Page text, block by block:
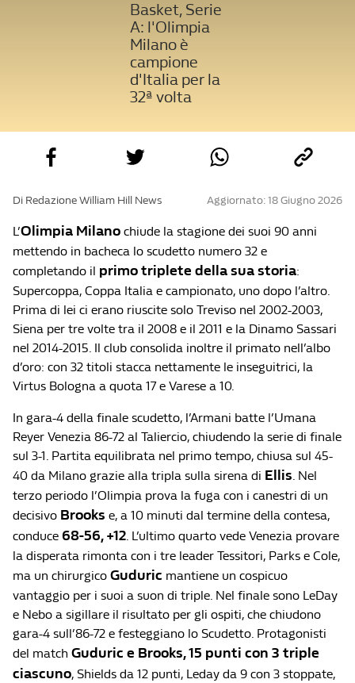
Basket, Serie
A: l'Olimpia
Milano è
campione
d'Italia per la
32ª volta
Di Redazione William Hill News Aggiornato: 18 Giugno 2026
L’Olimpia Milano chiude la stagione dei suoi 90 anni
mettendo in bacheca lo scudetto numero 32 e
completando il primo triplete della sua storia:
Supercoppa, Coppa Italia e campionato, uno dopo l’altro.
Prima di lei ci erano riuscite solo Treviso nel 2002-2003,
Siena per tre volte tra il 2008 e il 2011 e la Dinamo Sassari
nel 2014-2015. Il club consolida inoltre il primato nell’albo
d’oro: con 32 titoli stacca nettamente le inseguitrici, la
Virtus Bologna a quota 17 e Varese a 10.
In gara-4 della finale scudetto, l’Armani batte l’Umana
Reyer Venezia 86-72 al Taliercio, chiudendo la serie di finale
sul 3-1. Partita equilibrata nel primo tempo, chiusa sul 45-
40 da Milano grazie alla tripla sulla sirena di Ellis. Nel
terzo periodo l’Olimpia prova la fuga con i canestri di un
decisivo Brooks e, a 10 minuti dal termine della contesa,
conduce 68-56, +12. L’ultimo quarto vede Venezia provare
la disperata rimonta con i tre leader Tessitori, Parks e Cole,
ma un chirurgico Guduric mantiene un cospicuo
vantaggio per i suoi a suon di triple. Nel finale sono LeDay
e Nebo a sigillare il risultato per gli ospiti, che chiudono
gara-4 sull’86-72 e festeggiano lo Scudetto. Protagonisti
del match Guduric e Brooks, 15 punti con 3 triple
ciascuno, Shields da 12 punti, Leday da 9 con 3 stoppate,